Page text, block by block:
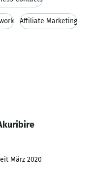
Affiliate Marketing
März 2020